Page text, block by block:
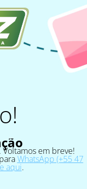
em breve!
WhatsApp (+55 47
aqui.